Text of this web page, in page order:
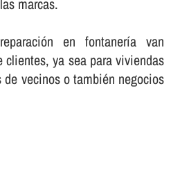
marcas.
en fontanerí­a van
ya sea para viviendas
vecinos o también negocios